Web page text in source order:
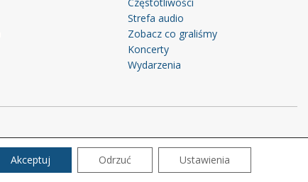
Strefa audio
Zobacz co graliśmy
Koncerty
Wydarzenia
Akceptuj Odrzuć Ustawienia